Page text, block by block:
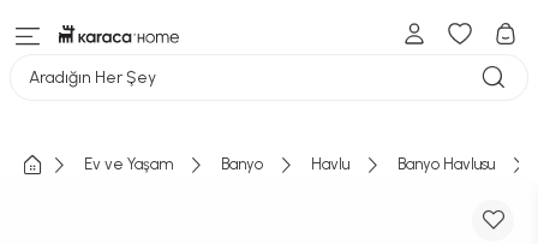
Aradığın Her Şey
Ev ve Yaşam Banyo Havlu Banyo Havlusu